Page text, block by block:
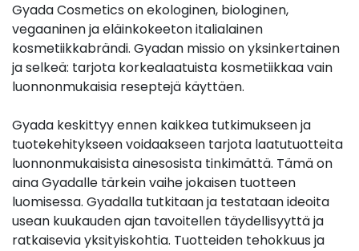
Gyada Cosmetics on ekologinen, biologinen,
vegaaninen ja eläinkokeeton italialainen
kosmetiikkabrändi. Gyadan missio on yksinkertainen
ja selkeä: tarjota korkealaatuista kosmetiikkaa vain
luonnonmukaisia reseptejä käyttäen.
Gyada keskittyy ennen kaikkea tutkimukseen ja
tuotekehitykseen voidaakseen tarjota laatutuotteita
luonnonmukaisista ainesosista tinkimättä. Tämä on
aina Gyadalle tärkein vaihe jokaisen tuotteen
luomisessa. Gyadalla tutkitaan ja testataan ideoita
usean kuukauden ajan tavoitellen täydellisyyttä ja
ratkaisevia yksityiskohtia. Tuotteiden tehokkuus ja